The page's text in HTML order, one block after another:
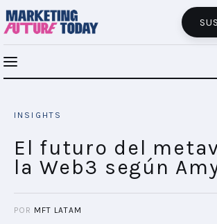
INSIGHTS
FUTURE BRAND LAB
INSIGHTS
El futuro del
la Web3 según
POR MFT LATAM